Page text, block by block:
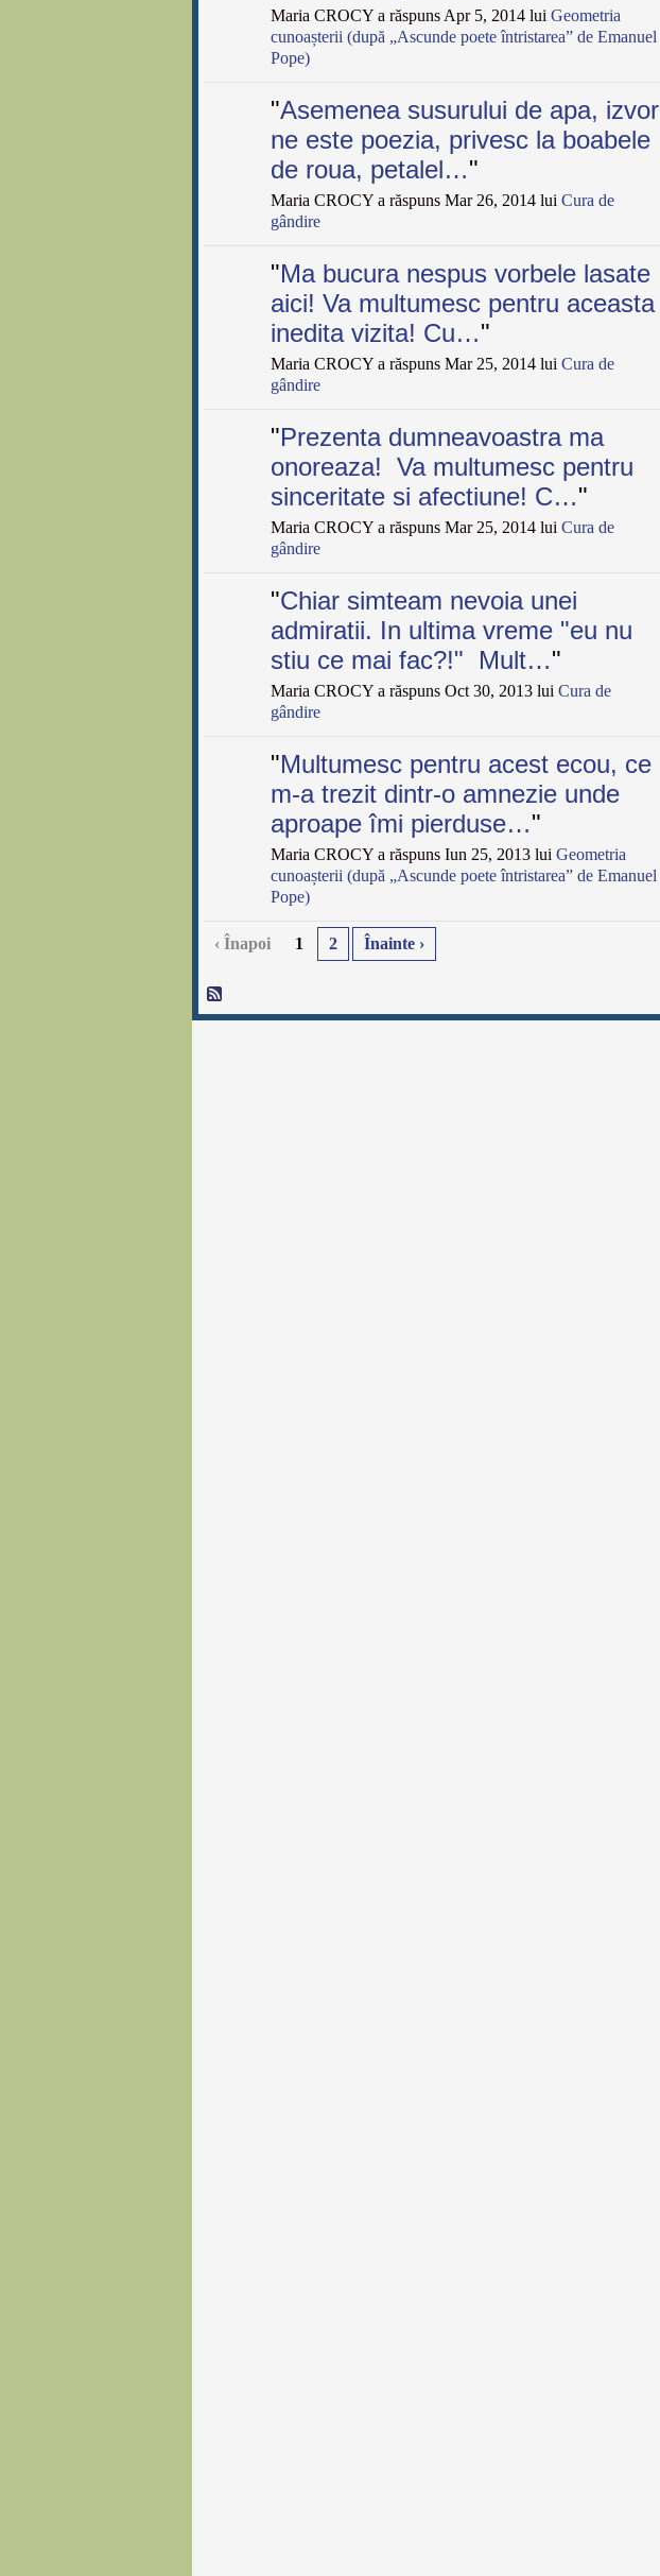
Maria CROCY a răspuns Apr 5, 2014 lui Geometria
cunoașterii (după „Ascunde poete întristarea” de Emanuel
Pope)
"Asemenea susurului de apa, izvor
ne este poezia, privesc la boabele
de roua, petalel…"
Maria CROCY a răspuns Mar 26, 2014 lui Cura de
gândire
"Ma bucura nespus vorbele lasate
aici! Va multumesc pentru aceasta
inedita vizita! Cu…"
Maria CROCY a răspuns Mar 25, 2014 lui Cura de
gândire
"Prezenta dumneavoastra ma
onoreaza! Va multumesc pentru
sinceritate si afectiune! C…"
Maria CROCY a răspuns Mar 25, 2014 lui Cura de
gândire
"Chiar simteam nevoia unei
admiratii. In ultima vreme "eu nu
stiu ce mai fac?!" Mult…"
Maria CROCY a răspuns Oct 30, 2013 lui Cura de
gândire
"Multumesc pentru acest ecou, ce
m-a trezit dintr-o amnezie unde
aproape îmi pierduse…"
Maria CROCY a răspuns Iun 25, 2013 lui Geometria
cunoașterii (după „Ascunde poete întristarea” de Emanuel
Pope)
‹ Înapoi 1 2 Înainte ›